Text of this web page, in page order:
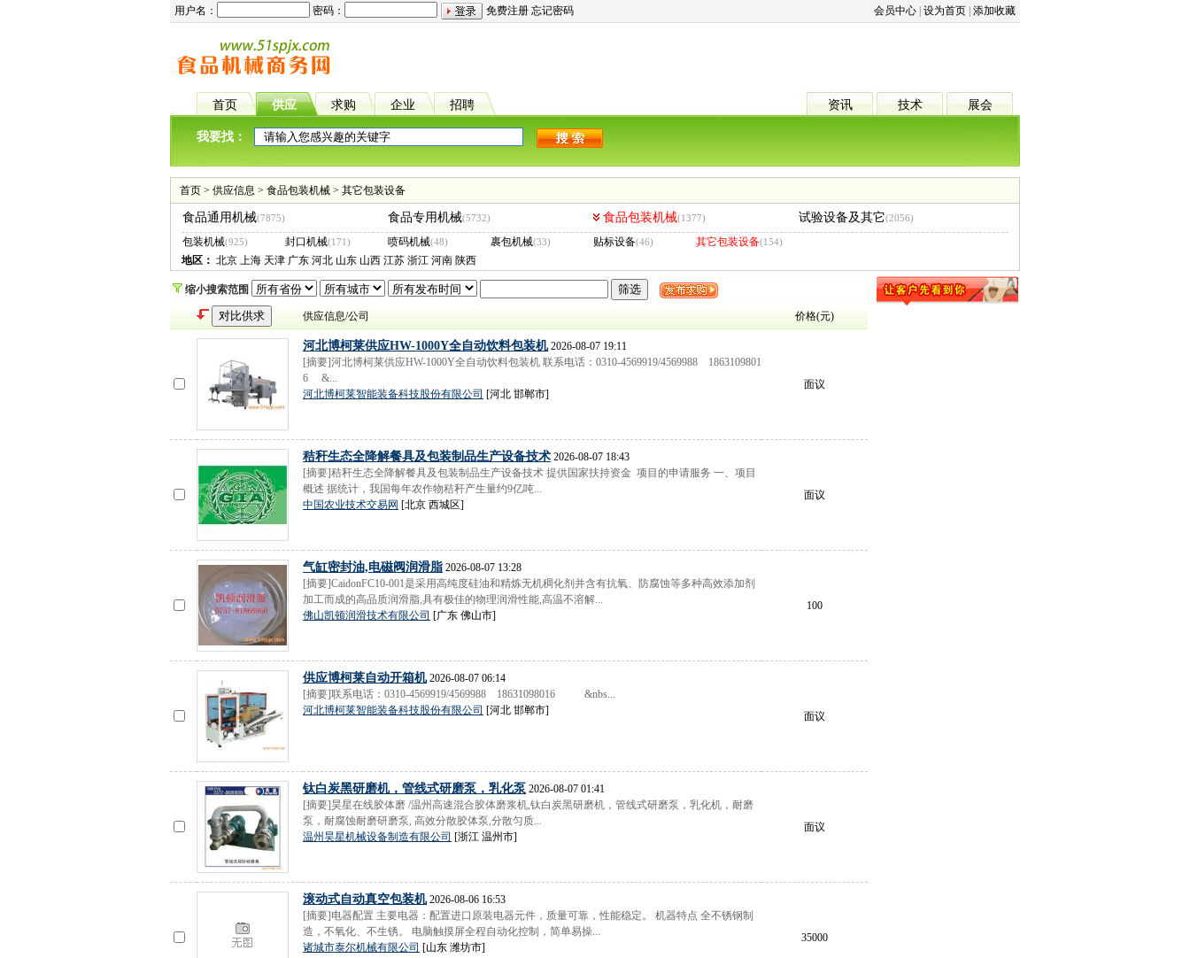
用户名： 密码： 免费注册 忘记密码 会员中心 设为首页 添加收藏
首页 供应 求购 企业 招聘 资讯 技术 展会
我要找：
首页 > 供应信息 > 食品包装机械 > 其它包装设备
食品通用机械(7875) 食品专用机械(5732) 食品包装机械(1377) 试验设备及其它(2056)
包装机械(925) 封口机械(171) 喷码机械(48) 裹包机械(33) 贴标设备(46) 其它包装设备(154)
地区： 北京 上海 天津 广东 河北 山东 山西 江苏 浙江 河南 陕西
缩小搜索范围
供应信息/公司 价格(元)
河北博柯莱供应HW-1000Y全自动饮料包装机2026-08-07 19:11
[摘要]河北博柯莱供应HW-1000Y全自动饮料包装机 联系电话：0310-4569919/4569988 1863109801
6 &...
河北博柯莱智能装备科技股份有限公司 [河北 邯郸市]
面议
秸秆生态全降解餐具及包装制品生产设备技术 2026-08-07 18:43
[摘要]秸秆生态全降解餐具及包装制品生产设备技术 提供国家扶持资金 项目的申请服务 一、项目
概述 据统计，我国每年农作物秸秆产生量约9亿吨...
中国农业技术交易网 [北京 西城区]
面议
气缸密封油,电磁阀润滑脂 2026-08-07 13:28
[摘要]CaidonFC10-001是采用高纯度硅油和精炼无机稠化剂并含有抗氧、防腐蚀等多种高效添加剂
加工而成的高品质润滑脂,具有极佳的物理润滑性能,高温不溶解...
佛山凯顿润滑技术有限公司 [广东 佛山市]
100
供应博柯莱自动开箱机2026-08-07 06:14
[摘要]联系电话：0310-4569919/4569988 18631098016 &nbs...
河北博柯莱智能装备科技股份有限公司 [河北 邯郸市] 面议
钛白炭黑研磨机，管线式研磨泵，乳化泵 2026-08-07 01:41
[摘要]昊星在线胶体磨 /温州高速混合胶体磨浆机,钛白炭黑研磨机，管线式研磨泵，乳化机，耐磨
泵，耐腐蚀耐磨研磨泵, 高效分散胶体泵,分散匀质...
温州昊星机械设备制造有限公司 [浙江 温州市]
面议
滚动式自动真空包装机2026-08-06 16:53
[摘要]电器配置 主要电器：配置进口原装电器元件，质量可靠，性能稳定。 机器特点 全不锈钢制
造，不氧化、不生锈。 电脑触摸屏全程自动化控制，简单易操...
诸城市泰尔机械有限公司 [山东 潍坊市]
35000